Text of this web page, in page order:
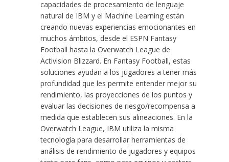
capacidades de procesamiento de lenguaje
natural de IBM y el Machine Learning están
creando nuevas experiencias emocionantes en
muchos ámbitos, desde el ESPN Fantasy
Football hasta la Overwatch League de
Activision Blizzard. En Fantasy Football, estas
soluciones ayudan a los jugadores a tener más
profundidad que les permite entender mejor su
rendimiento, las proyecciones de los puntos y
evaluar las decisiones de riesgo/recompensa a
medida que establecen sus alineaciones. En la
Overwatch League, IBM utiliza la misma
tecnología para desarrollar herramientas de
análisis de rendimiento de jugadores y equipos